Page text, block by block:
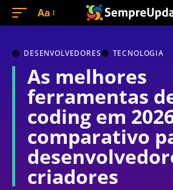
Aa
DESENVOLVEDORES TECNOLOGIA
As melhores
ferramentas
coding em
comparativo
criadores